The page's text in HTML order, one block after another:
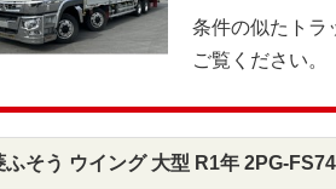
条件の似たトラ
ご覧ください。
ふそう ウイング 大型 R1年 2PG-